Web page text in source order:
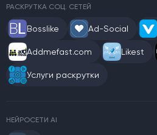
РАСКРУТКА СОЦ. СЕТЕЙ
Bosslike Ad-Social
Addmefast.com Likest
Услуги раскрутки
НЕЙРОСЕТИ AI